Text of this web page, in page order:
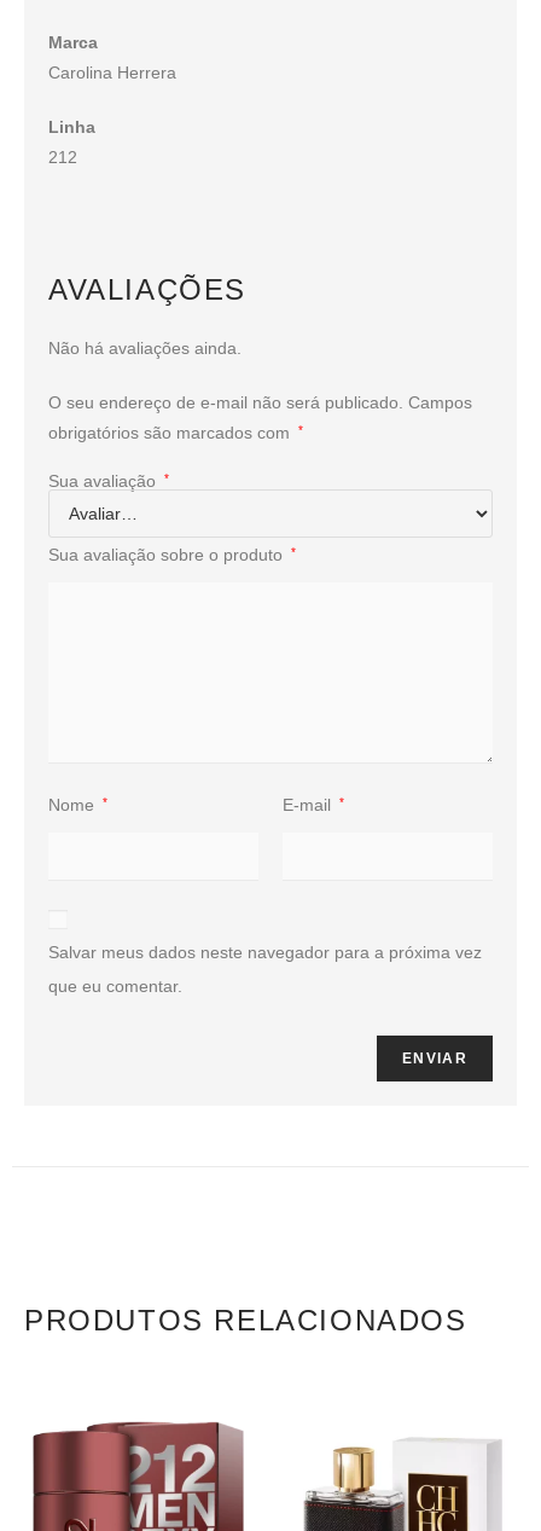
Marca
Carolina Herrera
Linha
212
AVALIAÇÕES
Não há avaliações ainda.
O seu endereço de e-mail não será publicado. Campos
obrigatórios são marcados com
*
Sua avaliação *
Sua avaliação sobre o produto *
Nome * E-mail *
Salvar meus dados neste navegador para a próxima vez
que eu comentar.
PRODUTOS RELACIONADOS